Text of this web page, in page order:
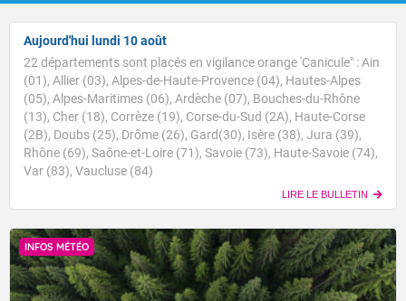
Aujourd'hui lundi 10 août
22 départements sont placés en vigilance orange 'Canicule" : Ain
(01), Allier (03), Alpes-de-Haute-Provence (04), Hautes-Alpes
(05), Alpes-Maritimes (06), Ardèche (07), Bouches-du-Rhône
(13), Cher (18), Corrèze (19), Corse-du-Sud (2A), Haute-Corse
(2B), Doubs (25), Drôme (26), Gard(30), Isère (38), Jura (39),
Rhône (69), Saône-et-Loire (71), Savoie (73), Haute-Savoie (74),
Var (83), Vaucluse (84)
LIRE LE BULLETIN
INFOS MÉTÉO